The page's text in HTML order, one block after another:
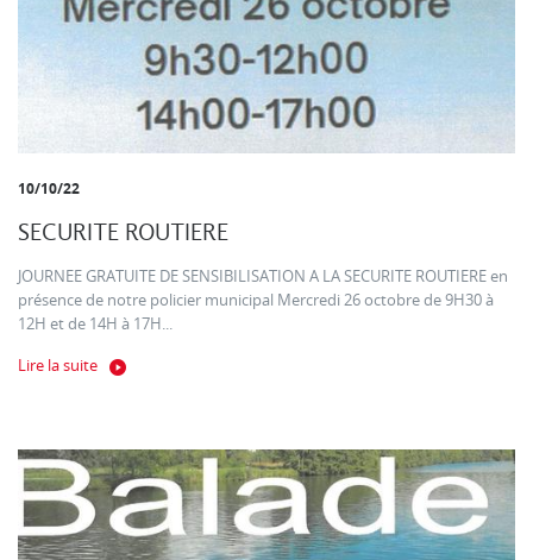
10/10/22
SECURITE ROUTIERE
JOURNEE GRATUITE DE SENSIBILISATION A LA SECURITE ROUTIERE en
présence de notre policier municipal Mercredi 26 octobre de 9H30 à
12H et de 14H à 17H...
Lire la suite